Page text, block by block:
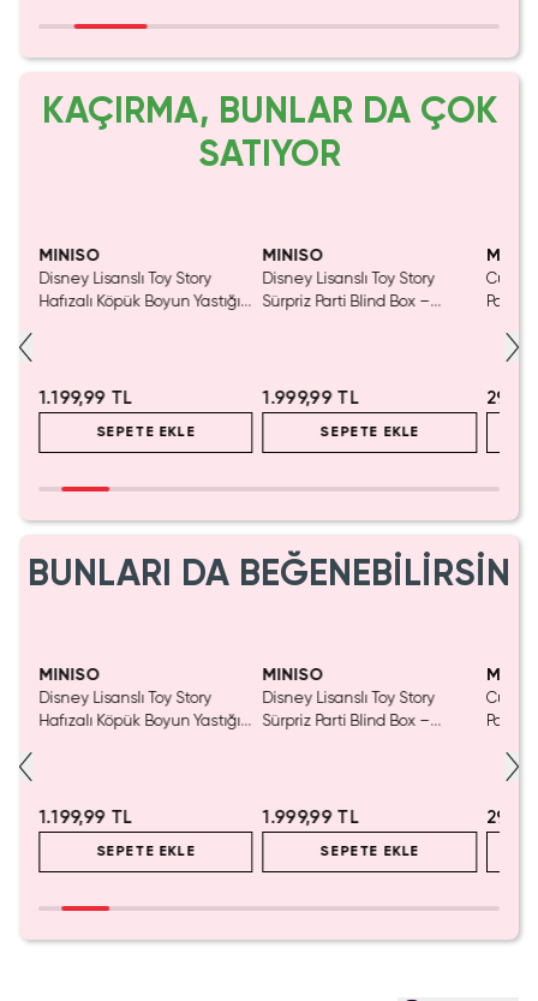
KAÇIRMA, BUNLAR DA ÇOK
SATIYOR
MINISO
Disney Lisanslı Toy Story
Hafızalı Köpük Boyun Yastığı
1.199,99 TL
SEPETE EKLE
MINISO
Disney Lisanslı Toy Story
Sürpriz Parti Blind Box –
1.999,99 TL
SEPETE EKLE
Cutie
Panda
2.5 Cm
BUNLARI DA BEĞENEBİLİRSİN
MINISO
Disney Lisanslı Toy Story
Hafızalı Köpük Boyun Yastığı
1.199,99 TL
SEPETE EKLE
MINISO
Disney Lisanslı Toy Story
Sürpriz Parti Blind Box –
1.999,99 TL
SEPETE EKLE
Cutie
Panda
2.5 Cm